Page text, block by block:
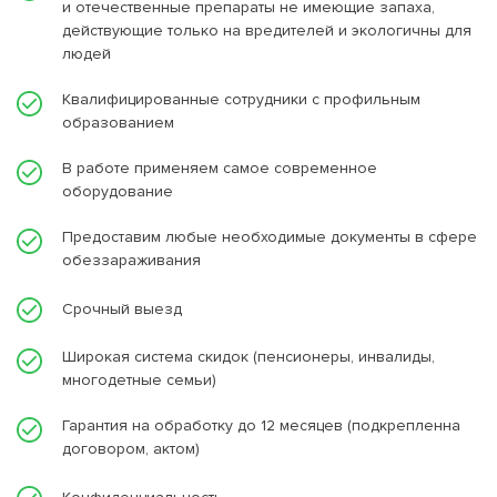
и отечественные препараты не имеющие запаха,
действующие только на вредителей и экологичны для
людей
Квалифицированные сотрудники с профильным
образованием
В работе применяем самое современное
оборудование
Предоставим любые необходимые документы в сфере
обеззараживания
Срочный выезд
Широкая система скидок (пенсионеры, инвалиды,
многодетные семьи)
Гарантия на обработку до 12 месяцев (подкрепленна
договором, актом)